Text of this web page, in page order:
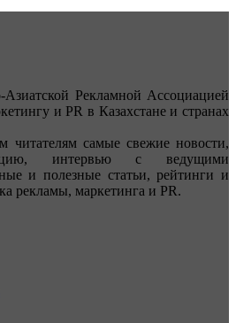
Азиатской Рекламной Ассоциацией
и PR в Казахстане и странах
читателям самые свежие новости,
интервью с ведущими
и полезные статьи, рейтинги и
рекламы, маркетинга и PR.